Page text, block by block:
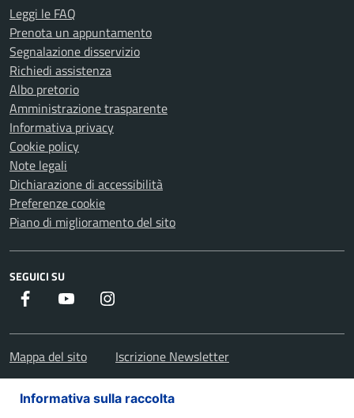
Leggi le FAQ
Prenota un appuntamento
Segnalazione disservizio
Richiedi assistenza
Albo pretorio
Amministrazione trasparente
Informativa privacy
Cookie policy
Note legali
Dichiarazione di accessibilità
Preferenze cookie
Piano di miglioramento del sito
SEGUICI SU
Facebook Youtube
Mappa del sito Iscrizione Newsletter
Informativa sulla raccolta